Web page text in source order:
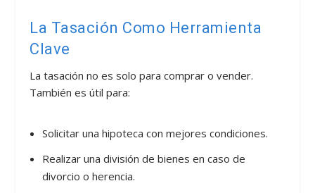
La Tasación Como Herramienta
Clave
La tasación no es solo para comprar o vender.
También es útil para:
Solicitar una hipoteca con mejores condiciones.
Realizar una división de bienes en caso de
divorcio o herencia.